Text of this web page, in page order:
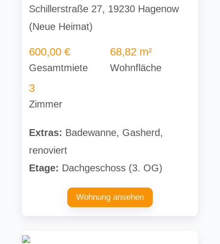
Schillerstraße 27, 19230 Hagenow
(Neue Heimat)
600,00 €
Gesamtmiete
68,82 m²
Wohnfläche
3
Zimmer
Extras: Badewanne, Gasherd,
renoviert
Etage: Dachgeschoss (3. OG)
Wohnung ansehen